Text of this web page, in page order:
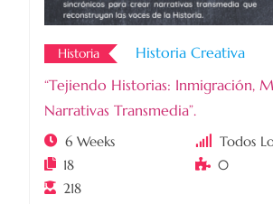
Historia
Historia Creativa
“Tejiendo Historias: Inmigración,
Narrativas Transmedia”.
6 Weeks
Todos
18
0
218